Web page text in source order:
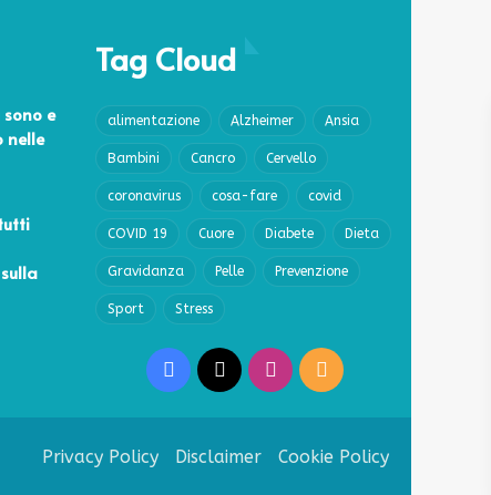
e
nelle
Tag Cloud
alimentazione Alzheimer Ansia
Bambini Cancro Cervello
coronavirus cosa-fare covid
COVID 19 Cuore Diabete Dieta
Gravidanza Pelle Prevenzione
Sport Stress
Facebook Instagram
RSS
Privacy Policy Disclaimer Cookie Policy